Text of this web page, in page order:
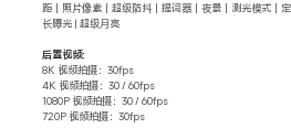
距｜照片像素｜超级防抖｜提词器｜夜景｜测光模式｜
长曝光 | 超级月亮
后置视频:
8K 视频拍摄：30fps
4K 视频拍摄：30 / 60fps
1080P 视频拍摄：30 / 60fps
720P 视频拍摄：30fps